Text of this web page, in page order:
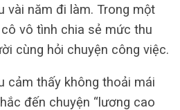
vài năm đi làm. Trong một
vô tình chia sẻ mức thu
cùng hỏi chuyện công việc.
cảm thấy không thoải mái
đến chuyện “lương cao